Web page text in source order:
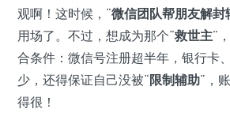
观啊！这时候，“微信团队帮朋友解封
用场了。不过，想成为那个“救世主”
合条件：微信号注册超半年，银行卡
少，还得保证自己没被“限制辅助”，
得很！